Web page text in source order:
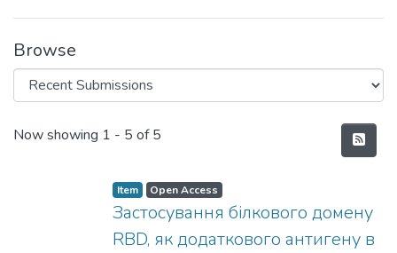
Browse
Recent Submissions
Now showing 1 - 5 of 5
Item Open Access
Застосування білкового домену
RBD, як додаткового антигену в